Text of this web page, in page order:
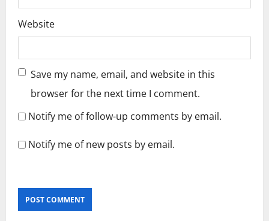
Website
Save my name, email, and website in this
browser for the next time I comment.
Notify me of follow-up comments by email.
Notify me of new posts by email.